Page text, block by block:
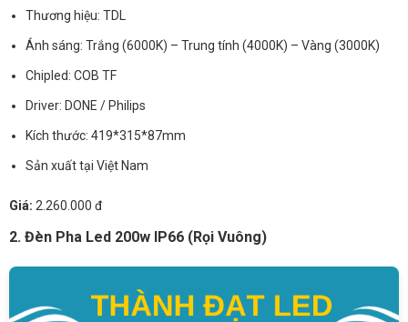
Thương hiệu: TDL
Ánh sáng: Trắng (6000K) – Trung tính (4000K) – Vàng (3000K)
Chipled: COB TF
Driver: DONE / Philips
Kích thước: 419*315*87mm
Sản xuất tại Việt Nam
Giá: 2.260.000 đ
2. Đèn Pha Led 200w IP66 (Rọi Vuông)